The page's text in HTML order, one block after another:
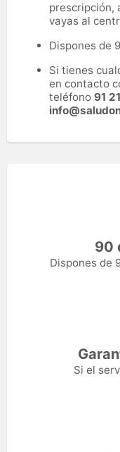
prescripción,
vayas al
Dispones de
Si tienes
en contacto
teléfono 91
90
Dispones de
Si el